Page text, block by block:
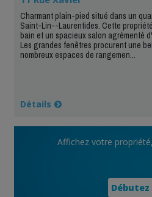
Charmant plain-pied situé dans un
Saint-Lin--Laurentides. Cette
bain et un spacieux salon agrémenté
Les grandes fenêtres procurent une
nombreux espaces de rangemen...
Détails
Affichez votre
Débutez